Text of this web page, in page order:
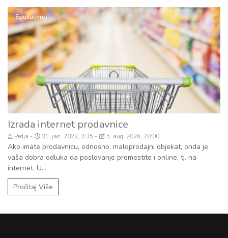
Edukativno
Izrada internet prodavnice
Pedja 31. jan. 2022, 3:35 5. aug. 2026, 20:00
Ako imate prodavnicu, odnosno, maloprodajni objekat, onda je
vaša dobra odluka da poslovanje premestite i online, tj. na
internet. U...
Pročitaj Više